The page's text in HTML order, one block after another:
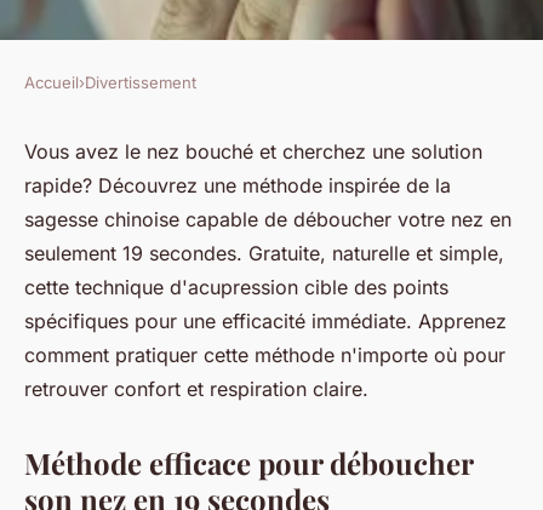
Déboucher son nez en 19
secondes : méthode efficace
Edouard•27 juin 2024•2 min de lecture
Accueil›Divertissement
Vous avez le nez bouché et cherchez une solution
rapide? Découvrez une méthode inspirée de la
sagesse chinoise capable de déboucher votre nez en
seulement 19 secondes. Gratuite, naturelle et simple,
cette technique d'acupression cible des points
spécifiques pour une efficacité immédiate. Apprenez
comment pratiquer cette méthode n'importe où pour
retrouver confort et respiration claire.
Méthode efficace pour déboucher
son nez en 19 secondes